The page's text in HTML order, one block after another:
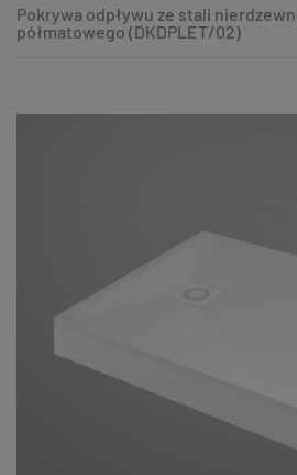
Pokrywa odpływu ze stali
półmatowego (DKDPLET/02)